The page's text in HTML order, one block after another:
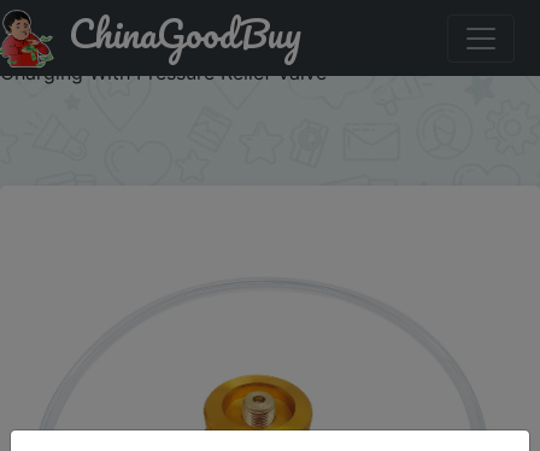
Придбати Outdoor Camping Gas Stove Propane Refill
Adapter Gas Flat Cylinder Tank Coupler Adaptor Gas
Charging With Pressure Relief Valve
ChinaGoodBuy